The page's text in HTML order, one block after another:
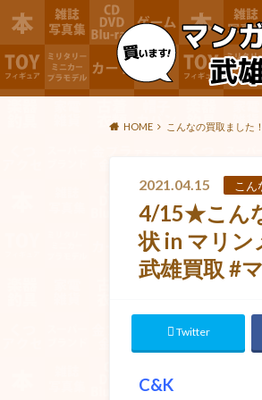
HOME こんなの買取ました！
2021.04.15 こん
4/15★こん
状 in マリン
武雄買取 #
Twitter
C&K